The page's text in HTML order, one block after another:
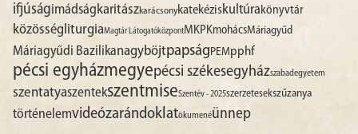
ifjúságimádságkaritászkarácsonykatekéziskultúrakönyvtár
közösségliturgiaMagtár LátogatóközpontMKPKmohácsMáriagyűd
Máriagyűdi BazilikanagyböjtpapságPEMpphf
pécsi egyházmegyepécsi székesegyházszabadegyetem
szentatyaszentekszentmiseSzentév - 2025szerzetesekszűzanya
történelemvideózarándoklatökumenéünnep